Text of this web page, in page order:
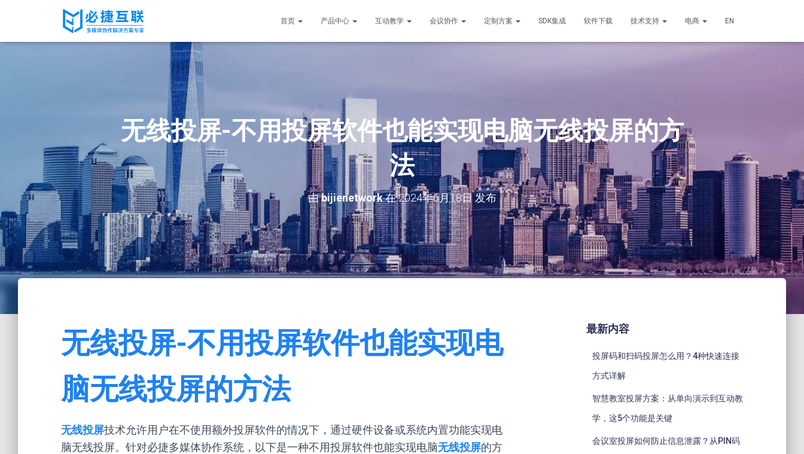
首页 产品中心 互动教学 会议协作 定制方案 SDK集成 软件下载 技术支持 电商 EN
无线投屏-不用投屏软件也能实现电脑无线投屏的方
法
由bijienetwork在2024年6月18日发布
无线投屏-不用投屏软件也能实现电
脑无线投屏的方法
无线投屏技术允许用户在不使用额外投屏软件的情况下，通过硬件设备或系统内置功能实现电
脑无线投屏。针对必捷多媒体协作系统，以下是一种不用投屏软件也能实现电脑无线投屏的方
最新内容
投屏码和扫码投屏怎么用？4种快速连接
方式详解
智慧教室投屏方案：从单向演示到互动教
学，这5个功能是关键
会议室投屏如何防止信息泄露？从PIN码